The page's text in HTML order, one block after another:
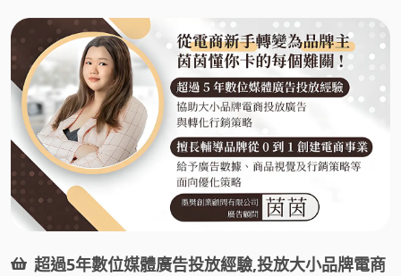
超過5年數位媒體廣告投放經驗,投放大小品牌電商